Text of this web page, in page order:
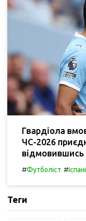
Гвардіола
ЧС-2026
відмовившись
#Футболіст #
Теги